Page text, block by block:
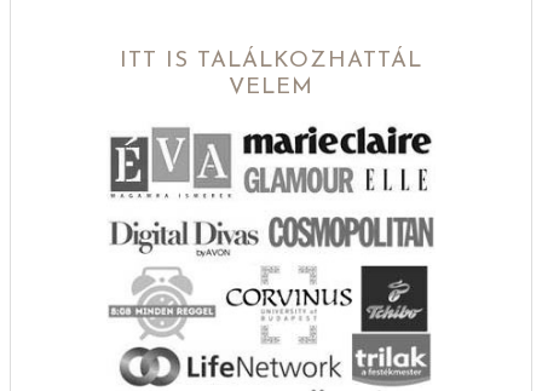
ITT IS TALÁLKOZHATTÁL
VELEM